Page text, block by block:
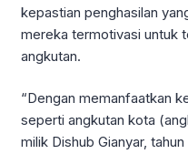
kepastian penghasilan
mereka termotivasi untuk
angkutan.
“Dengan memanfaatkan
seperti angkutan kota
milik Dishub Gianyar,